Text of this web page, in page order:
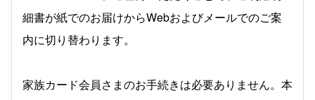
細書が紙でのお届けからWebおよびメールでのご案
内に切り替わります。
家族カード会員さまのお手続きは必要ありません。本